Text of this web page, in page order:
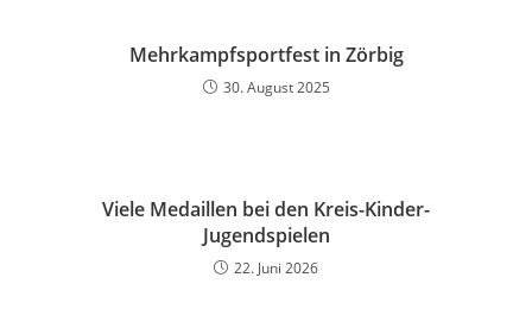
Mehrkampfsportfest in Zörbig
30. August 2025
Viele Medaillen bei den Kreis-Kinder-
Jugendspielen
22. Juni 2026